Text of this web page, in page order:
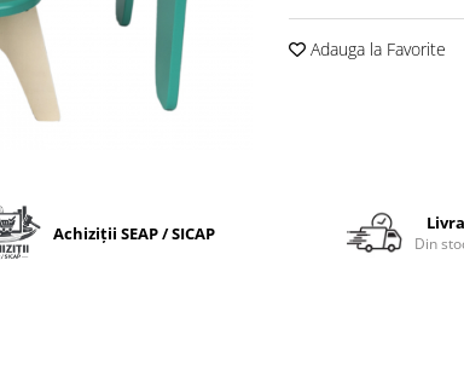
Adauga la Favorite
Achiziții SEAP / SICAP Din